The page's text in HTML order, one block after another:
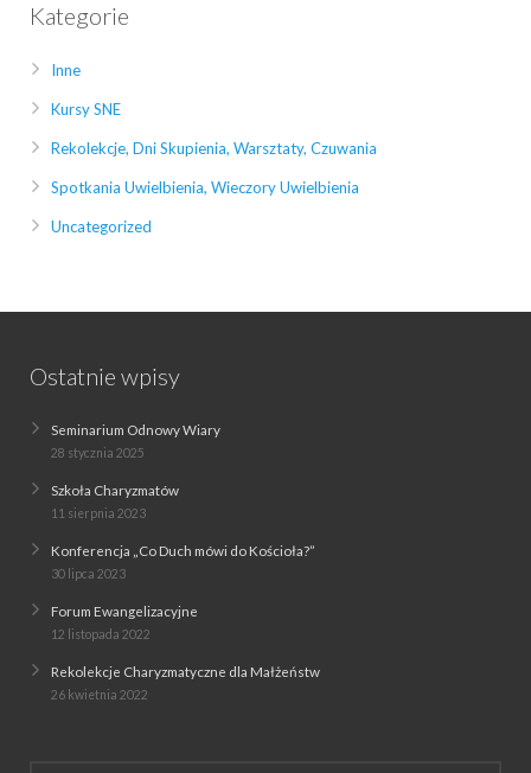
Kategorie
Inne
Kursy SNE
Rekolekcje, Dni Skupienia, Warsztaty, Czuwania
Spotkania Uwielbienia, Wieczory Uwielbienia
Uncategorized
Ostatnie wpisy
Seminarium Odnowy Wiary
28 stycznia 2025
Szkoła Charyzmatów
11 sierpnia 2023
Konferencja „Co Duch mówi do Kościoła?”
30 lipca 2023
Forum Ewangelizacyjne
12 listopada 2022
Rekolekcje Charyzmatyczne dla Małżeństw
26 kwietnia 2022